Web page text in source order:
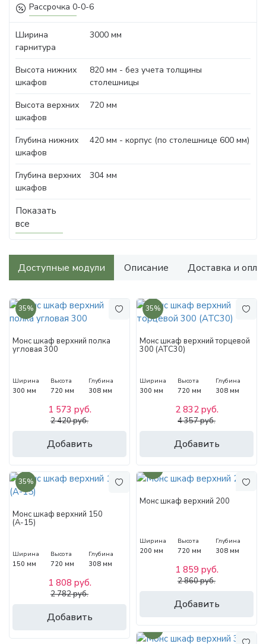
Рассрочка 0-0-6
Ширина
гарнитура
3000 мм
Высота нижних
шкафов
820 мм - без учета толщины
столешницы
Высота верхних
шкафов
720 мм
Глубина нижних
шкафов
420 мм - корпус (по столешнице 600 мм)
Глубина верхних
шкафов
304 мм
Показать
все
Доступные модули Описание Доставка и
35%
Монс шкаф верхний полка
угловая 300
Ширина
300 мм
Высота
720 мм
Глубина
308 мм
Добавить
1 573 руб.
2 420 руб.
35%
Монс шкаф верхний торцевой
300 (АТС30)
Ширина
300 мм
Высота
720 мм
Глубина
308 мм
Добавить
2 832 руб.
4 357 руб.
35%
Монс шкаф верхний 150
(А-15)
Ширина
150 мм
Высота
720 мм
Глубина
308 мм
Добавить
1 808 руб.
2 782 руб.
Монс шкаф верхний 200
Ширина
200 мм
Высота
720 мм
Глубина
308 мм
Добавить
1 859 руб.
2 860 руб.